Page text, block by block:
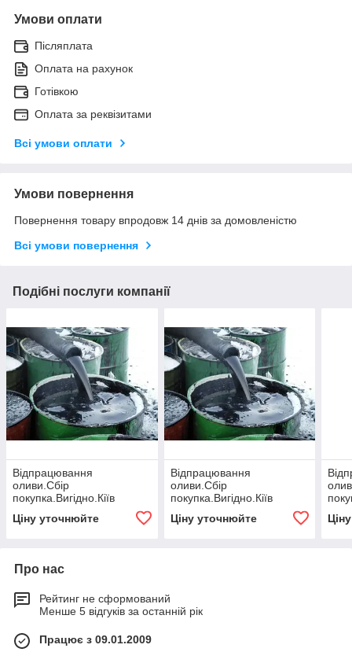
Умови оплати
Післяплата
Оплата на рахунок
Готівкою
Оплата за реквізитами
Всі умови оплати
Умови повернення
Повернення товару впродовж 14 днів за домовленістю
Всі умови повернення
Подібні послуги компанії
Відпрацювання
оливи.Сбір
покупка.Вигідно.Кіїв
Ціну уточнюйте
Відпрацювання
оливи.Сбір
покупка.Вигідно.Кіїв
Ціну уточнюйте
Про нас
Рейтинг не сформований
Менше 5 відгуків за останній рік
Працює з 09.01.2009